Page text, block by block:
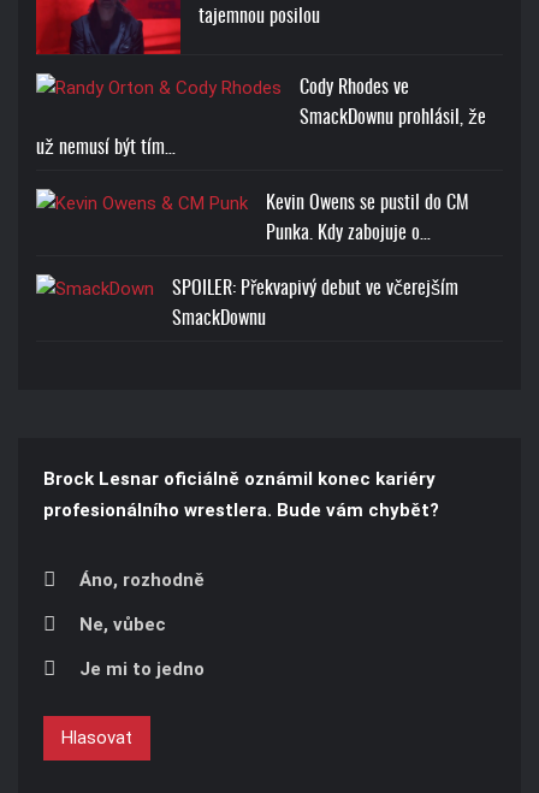
tajemnou posilou
Cody Rhodes ve
SmackDownu prohlásil, že
už nemusí být tím…
Kevin Owens se pustil do CM
Punka. Kdy zabojuje o…
SPOILER: Překvapivý debut ve včerejším
SmackDownu
Brock Lesnar oficiálně oznámil konec kariéry
profesionálního wrestlera. Bude vám chybět?
Áno, rozhodně
Ne, vůbec
Je mi to jedno
Hlasovat